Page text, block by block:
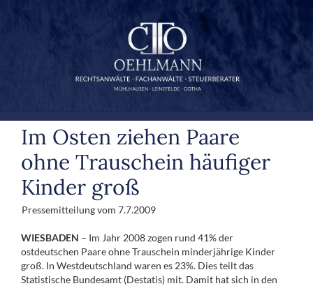
Im Osten ziehen Paare
ohne Trauschein häufiger
Kinder groß
Pressemitteilung vom 7.7.2009
WIESBADEN – Im Jahr 2008 zogen rund 41% der
ostdeutschen Paare ohne Trauschein minderjährige Kinder
groß. In West­deutsch­land waren es 23%. Dies teilt das
Statistische Bundesamt (Destatis) mit. Damit hat sich in den